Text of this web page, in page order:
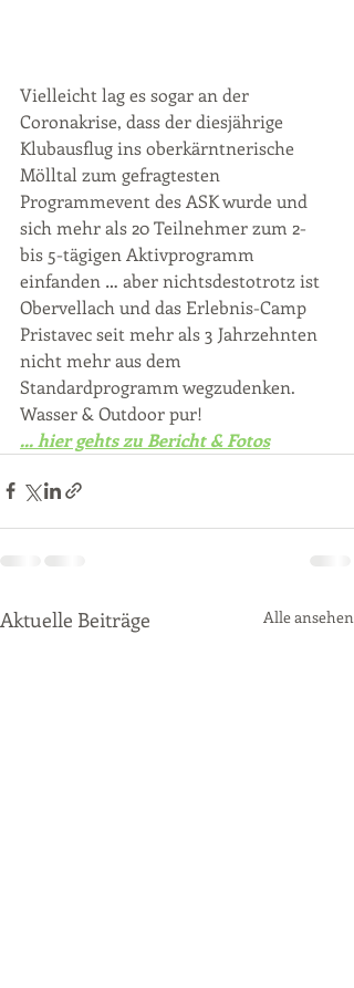
Vielleicht lag es sogar an der
Coronakrise, dass der diesjährige
Klubausflug ins oberkärntnerische
Mölltal zum gefragtesten
Programmevent des ASK wurde und
sich mehr als 20 Teilnehmer zum 2-
bis 5-tägigen Aktivprogramm
einfanden … aber nichtsdestotrotz ist
Obervellach und das Erlebnis-Camp
Pristavec seit mehr als 3 Jahrzehnten
nicht mehr aus dem
Standardprogramm wegzudenken.
Wasser & Outdoor pur!
... hier gehts zu Bericht & Fotos
Aktuelle Beiträge Alle ansehen